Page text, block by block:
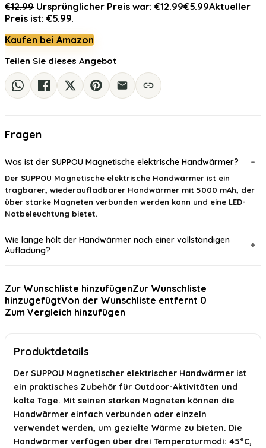
€12.99 Ursprünglicher Preis war: €12.99€5.99Aktueller
Preis ist: €5.99.
Kaufen bei Amazon
Teilen Sie dieses Angebot
Fragen
Was ist der SUPPOU Magnetische elektrische Handwärmer?
Der SUPPOU Magnetische elektrische Handwärmer ist ein
tragbarer, wiederaufladbarer Handwärmer mit 5000 mAh, der
über starke Magneten verbunden werden kann und eine LED-
Notbeleuchtung bietet.
Wie lange hält der Handwärmer nach einer vollständigen
Aufladung?
Wie wird der Handwärmer aktiviert?
Wie lange dauert es, den Handwärmer aufzuladen?
KI-generiert aus verfügbaren Produktinformationen. Prüfen Sie Details
immer im offiziellen Angebot.
Zur Wunschliste hinzufügenZur Wunschliste
hinzugefügtVon der Wunschliste entfernt 0
Zum Vergleich hinzufügen
Produktdetails
Der SUPPOU Magnetischer elektrischer Handwärmer ist
ein praktisches Zubehör für Outdoor-Aktivitäten und
kalte Tage. Mit seinen starken Magneten können die
Handwärmer einfach verbunden oder einzeln
verwendet werden, um gezielte Wärme zu bieten. Die
Handwärmer verfügen über drei Temperaturmodi: 45°C,